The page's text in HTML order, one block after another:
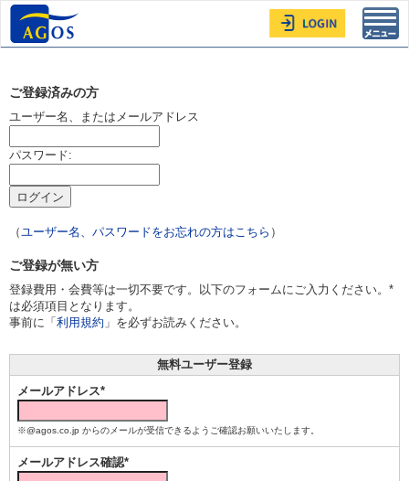
ご登録済みの方
ユーザー名、またはメールアドレス
パスワード:
（ユーザー名、パスワードをお忘れの方はこちら ）
ご登録が無い方
登録費用・会費等は一切不要です。以下のフォームにご入力ください。*
は必須項目となります。
事前に「 利用規約 」を必ずお読みください。
無料ユーザー登録
メールアドレス*
※@agos.co.jp からのメールが受信できるようご確認お願いいたします。
メールアドレス確認*